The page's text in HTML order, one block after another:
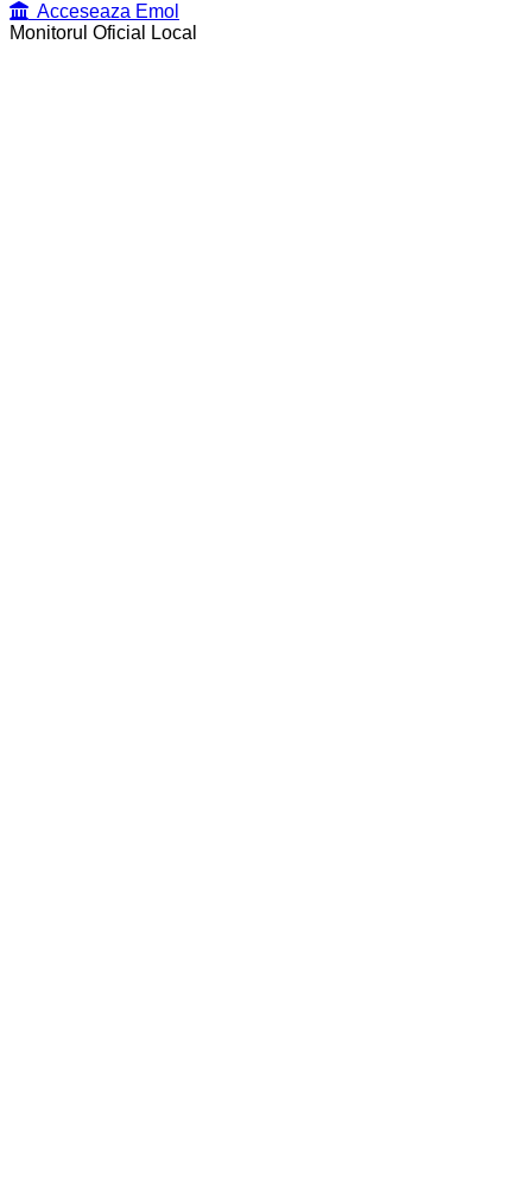
Acceseaza Emol
Monitorul Oficial Local